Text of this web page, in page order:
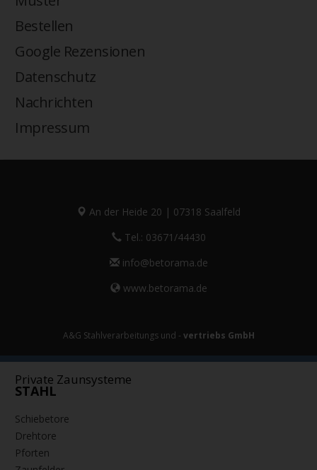
Muster
Bestellen
Google Rezensionen
Datenschutz
Impressum
Private Zaunsysteme
Schiebetore
Drehtore